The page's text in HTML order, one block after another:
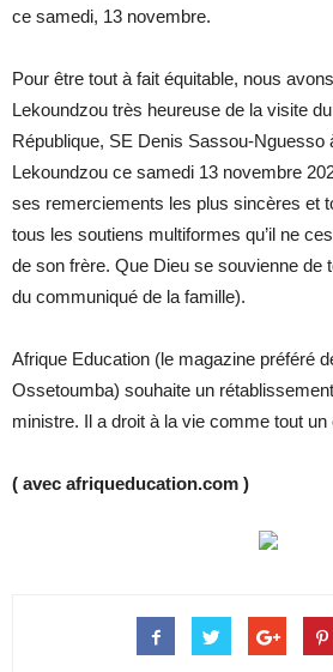
ce samedi, 13 novembre.
Pour être tout à fait équitable, nous
Lekoundzou très heureuse de la visite
République, SE Denis Sassou-Nguesso
Lekoundzou ce samedi 13 novembre
ses remerciements les plus sincères et
tous les soutiens multiformes qu’il ne
de son frère. Que Dieu se souvienne de
du communiqué de la famille).
Afrique Education (le magazine préféré
Ossetoumba) souhaite un
ministre. Il a droit à la vie comme tout un
( avec afriqueducation.com )